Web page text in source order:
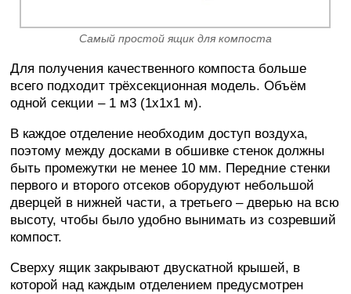
Самый простой ящик для компоста
Для получения качественного компоста больше
всего подходит трёхсекционная модель. Объём
одной секции – 1 м3 (1х1х1 м).
В каждое отделение необходим доступ воздуха,
поэтому между досками в обшивке стенок должны
быть промежутки не менее 10 мм. Передние стенки
первого и второго отсеков оборудуют небольшой
дверцей в нижней части, а третьего – дверью на всю
высоту, чтобы было удобно вынимать из созревший
компост.
Сверху ящик закрывают двускатной крышей, в
которой над каждым отделением предусмотрен